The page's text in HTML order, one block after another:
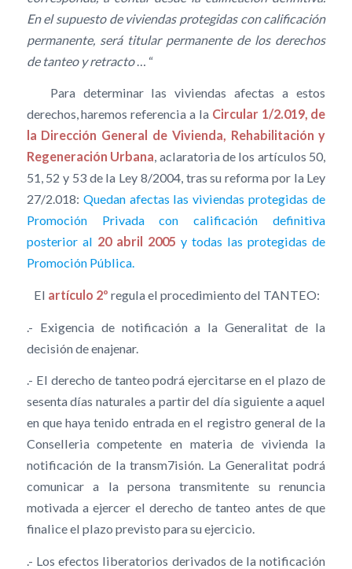
En el supuesto de viviendas protegidas con calificación
permanente, será titular permanente de los derechos
de tanteo y retracto… “
Para determinar las viviendas afectas a estos
derechos, haremos referencia a laCircular 1/2.019, de
la Dirección General de Vivienda, Rehabilitación y
Regeneración Urbana, aclaratoria de los artículos 50,
51, 52 y 53 de la Ley 8/2004, tras su reforma por la Ley
27/2.018: Quedan afectas las viviendas protegidas de
Promoción Privada con calificación definitiva
posterior al 20 abril 2005 y todas las protegidas de
Promoción Pública.
El artículo 2º regula el procedimiento del TANTEO:
.- Exigencia de notificación a la Generalitat de la
decisión de enajenar.
.- El derecho de tanteo podrá ejercitarse en el plazo de
sesenta días naturales a partir del día siguiente a aquel
en que haya tenido entrada en el registro general de la
Conselleria competente en materia de vivienda la
notificación de la transm7isión. La Generalitat podrá
comunicar a la persona transmitente su renuncia
motivada a ejercer el derecho de tanteo antes de que
finalice el plazo previsto para su ejercicio.
.- Los efectos liberatorios derivados de la notificación